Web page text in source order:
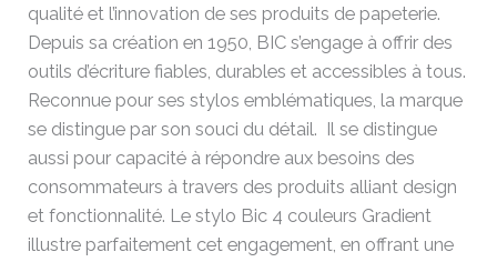
qualité et l’innovation de ses produits de papeterie.
Depuis sa création en 1950, BIC s’engage à offrir des
outils d’écriture fiables, durables et accessibles à tous.
Reconnue pour ses stylos emblématiques, la marque
se distingue par son souci du détail. Il se distingue
aussi pour capacité à répondre aux besoins des
consommateurs à travers des produits alliant design
et fonctionnalité. Le stylo Bic 4 couleurs Gradient
illustre parfaitement cet engagement, en offrant une